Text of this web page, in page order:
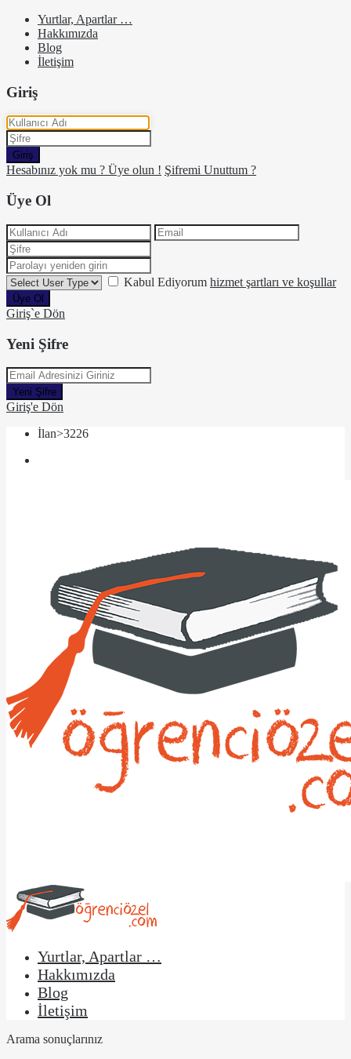
Yurtlar, Apartlar …
Hakkımızda
Blog
İletişim
Giriş
Giriş
Hesabınız yok mu ? Üye olun ! Şifremi Unuttum ?
Üye Ol
Kabul Ediyorum hizmet şartları ve koşullar
Üye Ol
Giriş`e Dön
Yeni Şifre
Yeni Şifre
Giriş'e Dön
İlan>3226
Yurtlar, Apartlar …
Hakkımızda
Blog
İletişim
Arama sonuçlarınız